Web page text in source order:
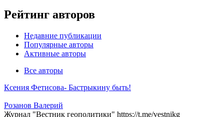
Рейтинг авторов
Недавние публикации
Популярные авторы
Активные авторы
Все авторы
Ксения Фетисова- Бастрыкину быть!
Розанов Валерий
Журнал "Вестник геополитики" https://t.me/vestnikg